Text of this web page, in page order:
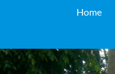
Home